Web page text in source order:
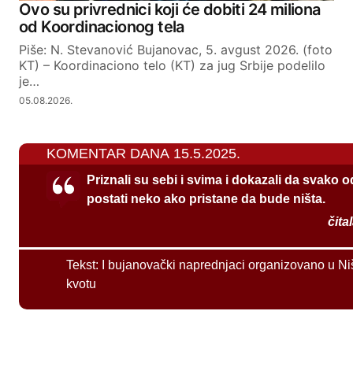
Ovo su privrednici koji će dobiti 24 miliona
od Koordinacionog tela
Piše: N. Stevanović Bujanovac, 5. avgust 2026. (foto
KT) – Koordinaciono telo (KT) za jug Srbije podelilo
je…
05.08.2026.
KOMENTAR DANA 15.5.2025.
Priznali su sebi i svima i dokazali da svako
postati neko ako pristane da bude ništa.
Tekst:
I bujanovački naprednjaci organizovano u
kvotu